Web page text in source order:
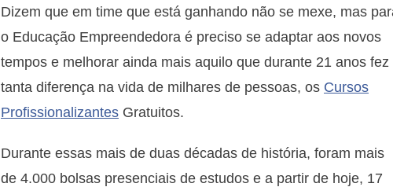
abertas
para
gratuitos
do
Empreendedora
Dizem que em time que está ganhando não se mexe, mas
o Educação Empreendedora é preciso se adaptar aos novos
tempos e melhorar ainda mais aquilo que durante 21 anos fez
tanta diferença na vida de milhares de pessoas, os Cursos
Profissionalizantes Gratuitos.
Durante essas mais de duas décadas de história, foram mais
de 4.000 bolsas presenciais de estudos e a partir de hoje, 17